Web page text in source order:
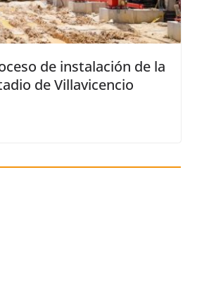
de instalación de la
de Villavicencio